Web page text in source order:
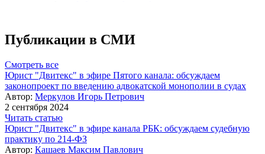
Публикации в СМИ
Смотреть все
Юрист "Двитекс" в эфире Пятого канала: обсуждаем
законопроект по введению адвокатской монополии в судах
Автор: Меркулов Игорь Петрович
2 сентября 2024
Читать статью
Юрист "Двитекс" в эфире канала РБК: обсуждаем судебную
практику по 214-ФЗ
Автор: Кашаев Максим Павлович